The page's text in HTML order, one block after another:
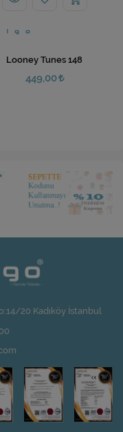
Looney Tunes 148
449,00
20 Kadıköy İstanbul